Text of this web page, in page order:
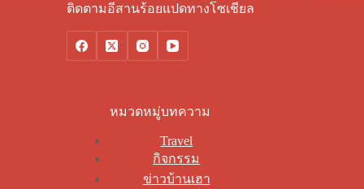
ติดตามอีสานร้อยแปดทางโซเชียล
หมวดหมู่บทความ
Travel
กิจกรรม
ข่าวบ้านเฮา